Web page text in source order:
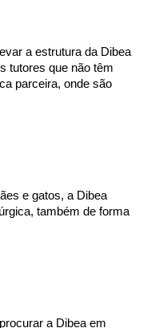
a estrutura da Dibea
tutores que não têm
parceira, onde são
e gatos, a Dibea
também de forma
a Dibea em